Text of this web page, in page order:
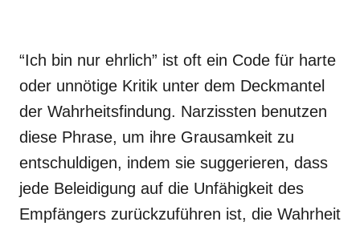
“Ich bin nur ehrlich” ist oft ein Code für harte
oder unnötige Kritik unter dem Deckmantel
der Wahrheitsfindung. Narzissten benutzen
diese Phrase, um ihre Grausamkeit zu
entschuldigen, indem sie suggerieren, dass
jede Beleidigung auf die Unfähigkeit des
Empfängers zurückzuführen ist, die Wahrheit